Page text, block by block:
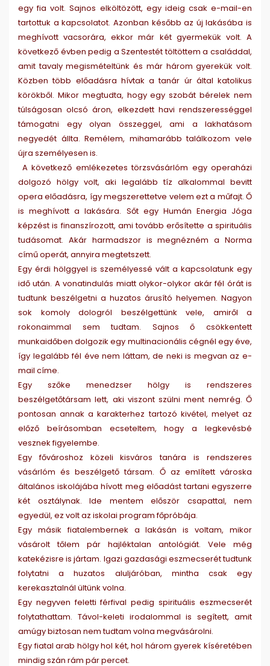
egy fia volt. Sajnos elköltözött, egy ideig csak e-mail-en
tartottuk a kapcsolatot. Azonban később az új lakásába is
meghívott vacsorára, ekkor már két gyermekük volt. A
következő évben pedig a Szentestét töltöttem a családdal,
amit tavaly megismételtünk és már három gyerekük volt.
Közben több előadásra hívtak a tanár úr által katolikus
körökből. Mikor megtudta, hogy egy szobát bérelek nem
túlságosan olcsó áron, elkezdett havi rendszerességgel
támogatni egy olyan összeggel, ami a lakhatásom
negyedét állta. Remélem, mihamarább találkozom vele
újra személyesen is.
A következő emlékezetes törzsvásárlóm egy operaházi
dolgozó hölgy volt, aki legalább tíz alkalommal bevitt
opera előadásra, így megszerettetve velem ezt a műfajt. Ő
is meghívott a lakására. Sőt egy Humán Energia Jóga
képzést is finanszírozott, ami tovább erősítette a spirituális
tudásomat. Akár harmadszor is megnézném a Norma
című operát, annyira megtetszett.
Egy érdi hölggyel is személyessé vált a kapcsolatunk egy
idő után. A vonatindulás miatt olykor-olykor akár fél órát is
tudtunk beszélgetni a huzatos árusító helyemen. Nagyon
sok komoly dologról beszélgettünk vele, amiről a
rokonaimmal sem tudtam. Sajnos ő csökkentett
munkaidőben dolgozik egy multinacionális cégnél egy éve,
így legalább fél éve nem láttam, de neki is megvan az e-
mail címe.
Egy szőke menedzser hölgy is rendszeres
beszélgetőtársam lett, aki viszont szülni ment nemrég. Ő
pontosan annak a karakterhez tartozó kivétel, melyet az
előző beírásomban ecseteltem, hogy a legkevésbé
vesznek figyelembe.
Egy fővároshoz közeli kisváros tanára is rendszeres
vásárlóm és beszélgető társam. Ő az említett városka
általános iskolájába hívott meg előadást tartani egyszerre
két osztálynak. Ide mentem először csapattal, nem
egyedül, ez volt az iskolai program főpróbája.
Egy másik fiatalembernek a lakásán is voltam, mikor
vásárolt tőlem pár hajléktalan antológiát. Vele még
katekézisre is jártam. Igazi gazdasági eszmecserét tudtunk
folytatni a huzatos aluljáróban, mintha csak egy
kerekasztalnál ültünk volna.
Egy negyven feletti férfival pedig spirituális eszmecserét
folytathattam. Távol-keleti irodalommal is segített, amit
amúgy biztosan nem tudtam volna megvásárolni.
Egy fiatal arab hölgy hol két, hol három gyerek kíséretében
mindig szán rám pár percet.